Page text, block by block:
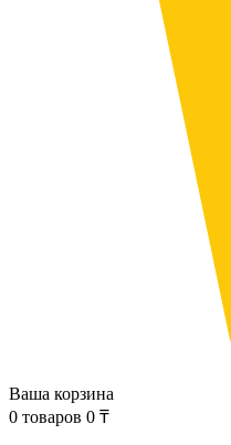
Ваша корзина
0 товаров 0 ₸